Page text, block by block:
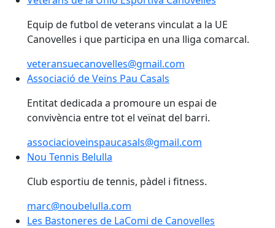
Equip de futbol de veterans vinculat a la UE
Canovelles i que participa en una lliga comarcal.
veteransuecanovelles@gmail.com
Associació de Veïns Pau Casals
Associació de Veïns Pau Casals
Entitat dedicada a promoure un espai de
convivència entre tot el veïnat del barri.
associacioveinspaucasals@gmail.com
Nou Tennis Belulla
Nou Tennis Belulla
Club esportiu de tennis, pàdel i fitness.
marc@noubelulla.com
Les Bastoneres de LaComi de Canovelles
Les Bastoneres de LaComi de Canovelles